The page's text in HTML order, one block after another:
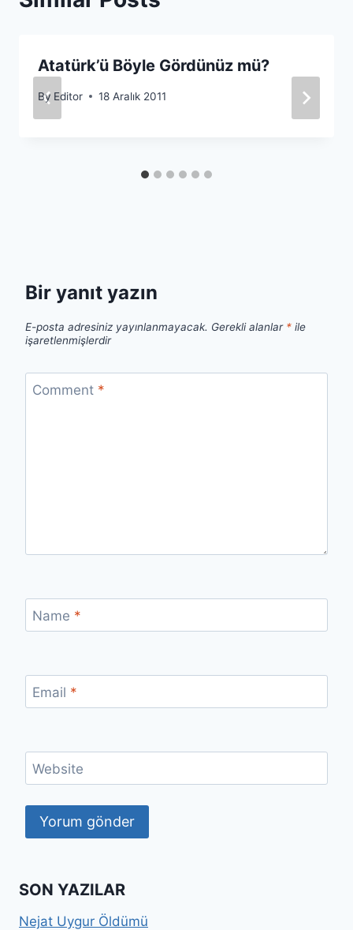
Atatürk’ü Böyle Gördünüz mü?
By Editor 18 Aralık 2011
Bir yanıt yazın
E-posta adresiniz yayınlanmayacak. Gerekli alanlar * ile
işaretlenmişlerdir
Comment *
Name *
Email *
Website
SON YAZILAR
Nejat Uygur Öldümü